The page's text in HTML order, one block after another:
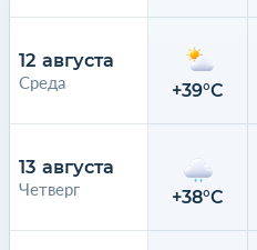
12 августа
Среда
13 августа
Четверг
+39°C
+38°C